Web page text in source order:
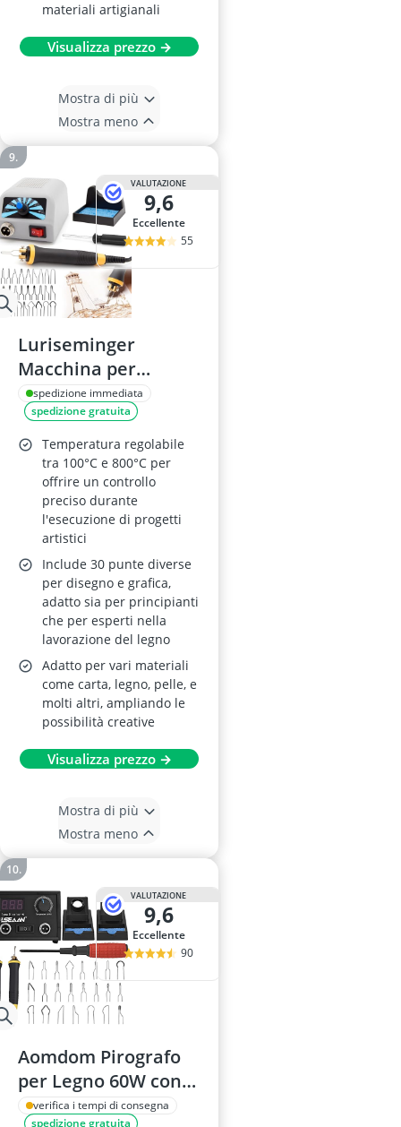
materiali artigianali
Visualizza prezzo →
Mostra di più
Mostra meno
VALUTAZIONE
9,6
Eccellente
55
Luriseminger
Macchina per
Pirografia 60W con
30 Teste
spedizione immediata
spedizione gratuita
Temperatura regolabile
tra 100°C e 800°C per
offrire un controllo
preciso durante
l'esecuzione di progetti
artistici
Include 30 punte diverse
per disegno e grafica,
adatto sia per principianti
che per esperti nella
lavorazione del legno
Adatto per vari materiali
come carta, legno, pelle, e
molti altri, ampliando le
possibilità creative
Visualizza prezzo →
Mostra di più
Mostra meno
VALUTAZIONE
9,6
Eccellente
90
Aomdom Pirografo
per Legno 60W con
Display Digitale e 2
verifica i tempi di consegna
spedizione gratuita